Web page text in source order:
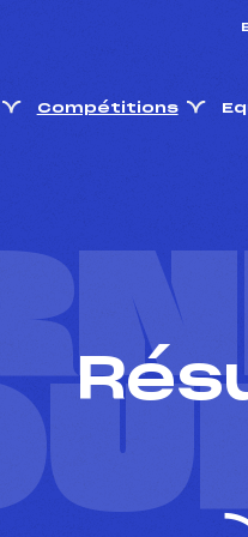
Compétitions